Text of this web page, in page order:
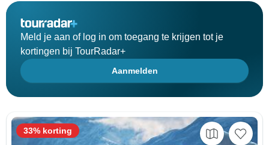
Meld je aan of log in om toegang te krijgen tot je
kortingen bij TourRadar+
Aanmelden
33% korting